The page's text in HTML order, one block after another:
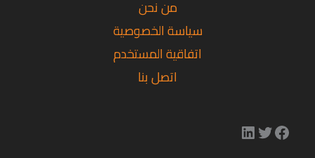
من نحن
سياسة الخصوصية
اتفاقية المستخدم
اتصل بنا